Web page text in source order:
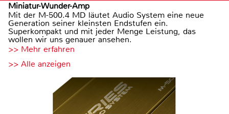
Miniatur-Wunder-Amp
Mit der M-500.4 MD läutet Audio System eine neue
Generation seiner kleinsten Endstufen ein.
Superkompakt und mit jeder Menge Leistung, das
wollen wir uns genauer ansehen.
>> Mehr erfahren
>> Alle anzeigen